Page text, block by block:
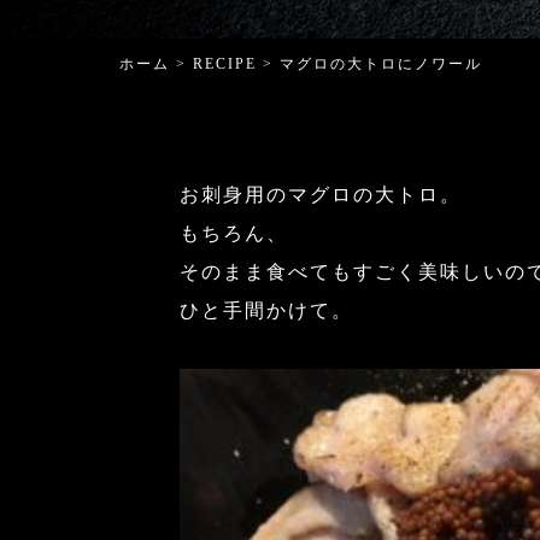
ホーム > RECIPE > マグロの大トロにノワール
お刺身用のマグロの大トロ。
もちろん、
そのまま食べてもすごく美味しいの
ひと手間かけて。